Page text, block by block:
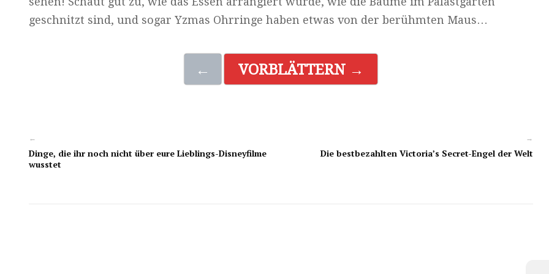
geschnitzt sind, und sogar Yzmas Ohrringe haben etwas von der berühmten Maus…
← VORBLÄTTERN →
←
Dinge, die ihr noch nicht über eure Lieblings-Disneyfilme
wusstet
→
Die bestbezahlten Victoria’s Secret-Engel der Welt